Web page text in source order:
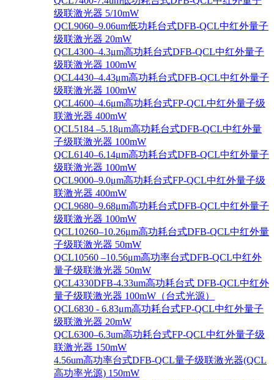
级联激光器 5/10mW
QCL9060–9.06um低功耗台式DFB-QCL中红外量子
级联激光器 20mW
QCL4300–4.3μm高功耗台式DFB-QCL中红外量子
级联激光器 100mW
QCL4430–4.43μm高功耗台式DFB-QCL中红外量子
级联激光器 100mW
QCL4600–4.6μm高功耗台式FP-QCL中红外量子级
联激光器 400mW
QCL5184 –5.18μm高功耗台式DFB-QCL中红外量
子级联激光器 100mW
QCL6140–6.14μm高功耗台式DFB-QCL中红外量子
级联激光器 100mW
QCL9000–9.0μm高功耗台式FP-QCL中红外量子级
联激光器 400mW
QCL9680–9.68μm高功耗台式DFB-QCL中红外量子
级联激光器 100mW
QCL10260–10.26μm高功耗台式DFB-QCL中红外量
子级联激光器 50mW
QCL10560 –10.56μm高功率台式DFB-QCL中红外
量子级联激光器 50mW
QCL4330DFB-4.33um高功耗台式 DFB-QCL中红外
量子级联激光器 100mW（台式光源）
QCL6830 - 6.83μm高功耗台式FP-QCL中红外量子
级联激光器 20mW
QCL6300–6.3um高功耗台式FP-QCL中红外量子级
联激光器 150mW
4.56um高功率台式DFB-QCL量子级联激光器(QCL
高功率光源) 150mW